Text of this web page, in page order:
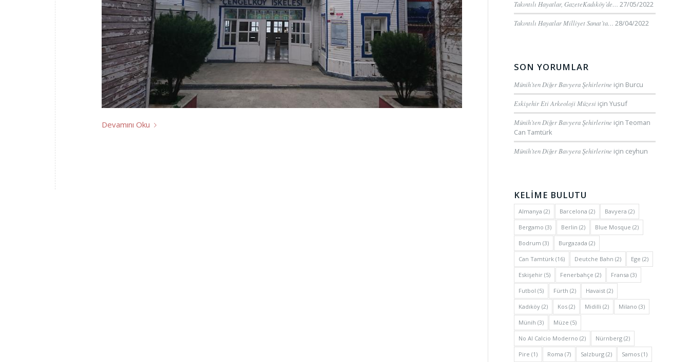
Devamını Oku
Takıntılı Hayatlar, GazeteKadıköy’de… 27/05/2022
Takıntılı Hayatlar Milliyet Sanat’ta… 28/04/2022
SON YORUMLAR
Münih’ten Diğer Bavyera Şehirlerine için Burcu
Eskişehir Eti Arkeoloji Müzesi içinYusuf
Münih’ten Diğer Bavyera Şehirlerine içinTeoman
Can Tamtürk
Münih’ten Diğer Bavyera Şehirlerine için ceyhun
KELİME BULUTU
Almanya (2) Barcelona (2) Bavyera (2)
Bergamo (3) Berlin (2) Blue Mosque (2)
Bodrum (3) Burgazada (2)
Can Tamtürk (16) Deutche Bahn (2) Ege (2)
Eskişehir (5) Fenerbahçe (2) Fransa (3)
Futbol (5) Fürth (2) Havaist (2)
Kadıköy (2) Kos (2) Midilli (2) Milano (3)
Münih (3) Müze (5)
No Al Calcio Moderno (2) Nürnberg (2)
Pire (1) Roma (7) Salzburg (2) Samos (1)